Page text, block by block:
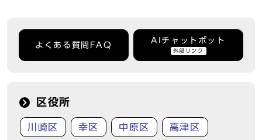
よくある質問FAQ
AIチャットボット
外部リンク
区役所
川崎区 幸区 中原区 高津区